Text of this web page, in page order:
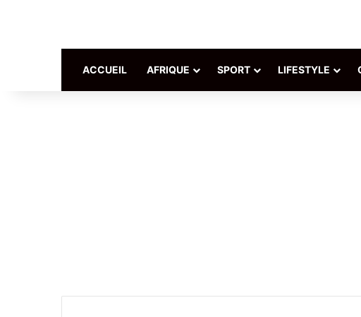
ACCUEIL AFRIQUE SPORT LIFESTYLE